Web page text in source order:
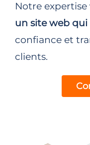
Notre expertise
un site web
confiance et
clients.